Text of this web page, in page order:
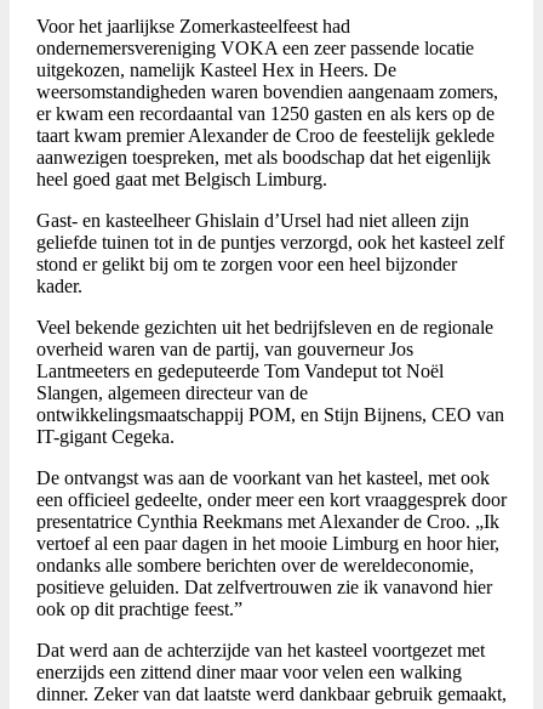
Voor het jaarlijkse Zomerkasteelfeest had
ondernemersvereniging VOKA een zeer passende locatie
uitgekozen, namelijk Kasteel Hex in Heers. De
weersomstandigheden waren bovendien aangenaam zomers,
er kwam een recordaantal van 1250 gasten en als kers op de
taart kwam premier Alexander de Croo de feestelijk geklede
aanwezigen toespreken, met als boodschap dat het eigenlijk
heel goed gaat met Belgisch Limburg.
Gast- en kasteelheer Ghislain d’Ursel had niet alleen zijn
geliefde tuinen tot in de puntjes verzorgd, ook het kasteel zelf
stond er gelikt bij om te zorgen voor een heel bijzonder
kader.
Veel bekende gezichten uit het bedrijfsleven en de regionale
overheid waren van de partij, van gouverneur Jos
Lantmeeters en gedeputeerde Tom Vandeput tot Noël
Slangen, algemeen directeur van de
ontwikkelingsmaatschappij POM, en Stijn Bijnens, CEO van
IT-gigant Cegeka.
De ontvangst was aan de voorkant van het kasteel, met ook
een officieel gedeelte, onder meer een kort vraaggesprek door
presentatrice Cynthia Reekmans met Alexander de Croo. „Ik
vertoef al een paar dagen in het mooie Limburg en hoor hier,
ondanks alle sombere berichten over de wereldeconomie,
positieve geluiden. Dat zelfvertrouwen zie ik vanavond hier
ook op dit prachtige feest.”
Dat werd aan de achterzijde van het kasteel voortgezet met
enerzijds een zittend diner maar voor velen een walking
dinner. Zeker van dat laatste werd dankbaar gebruik gemaakt,